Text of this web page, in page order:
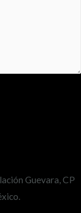
Guevara, CP